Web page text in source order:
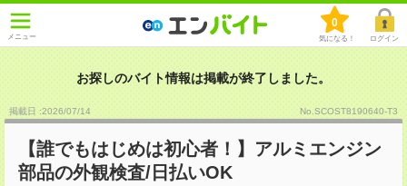
メニュー
0
気になる！ ログイン
お探しのバイト情報は掲載が終了しました。
掲載日 :2026/07/14 No.SCOST8190640-T3
【誰でもはじめは初心者！】アルミエンジン
部品の外観検査/日払いOK